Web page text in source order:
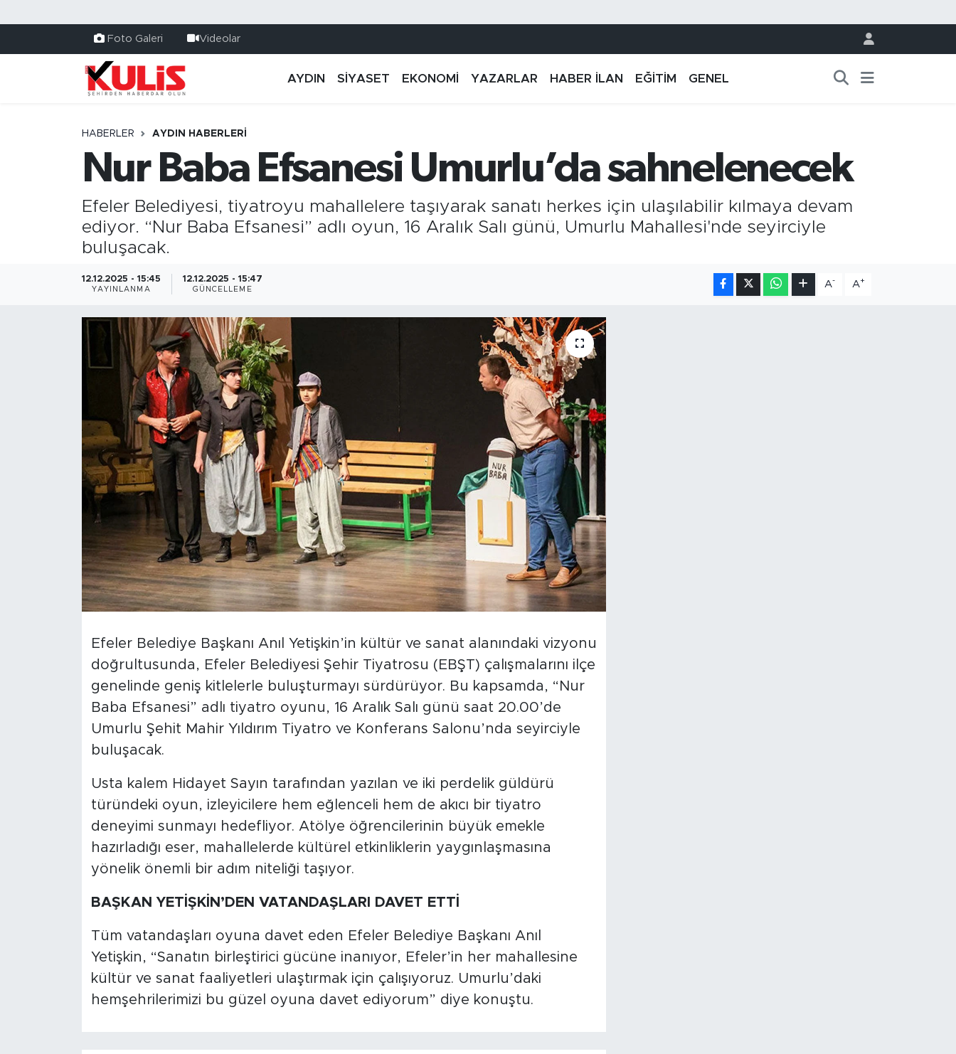
Foto Galeri Videolar
AYDIN SİYASET EKONOMİ YAZARLAR HABER İLAN EĞİTİM GENEL
HABERLER AYDIN HABERLERI
Nur Baba Efsanesi Umurlu’da sahnelenecek
Efeler Belediyesi, tiyatroyu mahallelere taşıyarak sanatı herkes için ulaşılabilir kılmaya devam
ediyor. “Nur Baba Efsanesi” adlı oyun, 16 Aralık Salı günü, Umurlu Mahallesi'nde seyirciyle
buluşacak.
12.12.2025 - 15:45
YAYINLANMA
12.12.2025 - 15:47
GÜNCELLEME
A- A+
Efeler Belediye Başkanı Anıl Yetişkin’in kültür ve sanat alanındaki vizyonu
doğrultusunda, Efeler Belediyesi Şehir Tiyatrosu (EBŞT) çalışmalarını ilçe
genelinde geniş kitlelerle buluşturmayı sürdürüyor. Bu kapsamda, “Nur
Baba Efsanesi” adlı tiyatro oyunu, 16 Aralık Salı günü saat 20.00’de
Umurlu Şehit Mahir Yıldırım Tiyatro ve Konferans Salonu’nda seyirciyle
buluşacak.
Usta kalem Hidayet Sayın tarafından yazılan ve iki perdelik güldürü
türündeki oyun, izleyicilere hem eğlenceli hem de akıcı bir tiyatro
deneyimi sunmayı hedefliyor. Atölye öğrencilerinin büyük emekle
hazırladığı eser, mahallelerde kültürel etkinliklerin yaygınlaşmasına
yönelik önemli bir adım niteliği taşıyor.
BAŞKAN YETİŞKİN’DEN VATANDAŞLARI DAVET ETTİ
Tüm vatandaşları oyuna davet eden Efeler Belediye Başkanı Anıl
Yetişkin, “Sanatın birleştirici gücüne inanıyor, Efeler’in her mahallesine
kültür ve sanat faaliyetleri ulaştırmak için çalışıyoruz. Umurlu’daki
hemşehrilerimizi bu güzel oyuna davet ediyorum” diye konuştu.